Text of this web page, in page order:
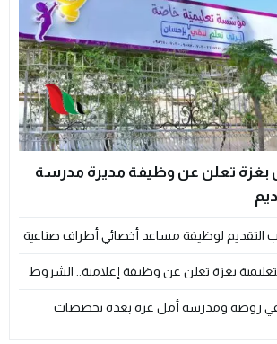
بغزة تعلن عن وظيفة مديرة مدرسة
التقديم لوظيفة مساعد أخصائي أطراف صناعية
بغزة تعلن عن وظيفة إعلامية.. الشروط
في روضة ومدرسة أمل غزة بعدة تخصصات